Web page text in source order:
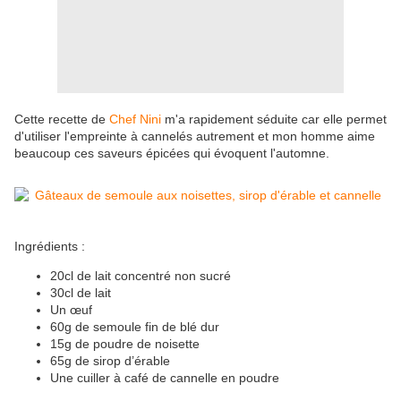
Cette recette de Chef Nini m'a rapidement séduite car elle permet
d'utiliser l'empreinte à cannelés autrement et mon homme aime
beaucoup ces saveurs épicées qui évoquent l'automne.
Ingrédients :
20cl de lait concentré non sucré
30cl de lait
Un œuf
60g de semoule fin de blé dur
15g de poudre de noisette
65g de sirop d’érable
Une cuiller à café de cannelle en poudre